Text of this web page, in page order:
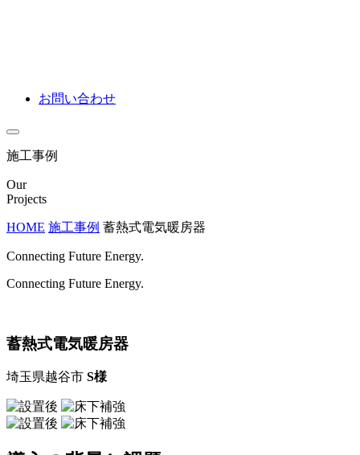
お問い合わせ
施工事例
Our
Projects
HOME 施工事例 蓄熱式電気暖房器
Connecting Future Energy.
Connecting Future Energy.
蓄熱式電気暖房器
埼玉県越谷市 S様